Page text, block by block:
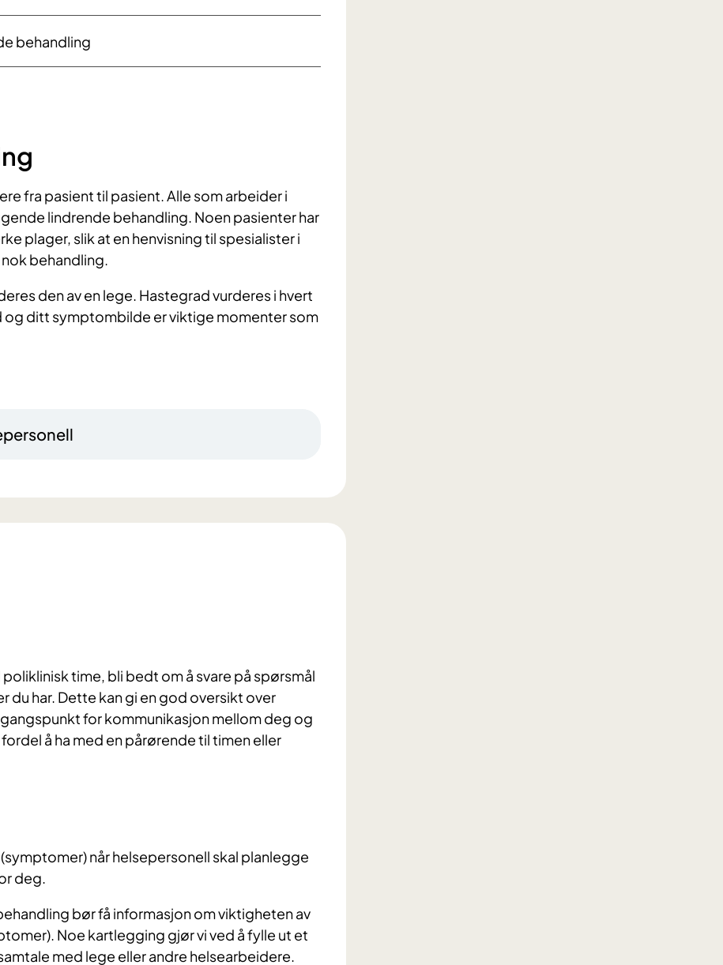
behandling
fra pasient til pasient. Alle som arbeider i
lindrende behandling. Noen pasienter har
plager, slik at en henvisning til spesialister i
behandling.
den av en lege. Hastegrad vurderes i hvert
og ditt symptombilde er viktige momenter som
time, bli bedt om å svare på spørsmål
du har. Dette kan gi en god oversikt over
for kommunikasjon mellom deg og
å ha med en pårørende til timen eller
når helsepersonell skal planlegge
deg.
bør få informasjon om viktigheten av
Noe kartlegging gjør vi ved å fylle ut et
med lege eller andre helsearbeidere.